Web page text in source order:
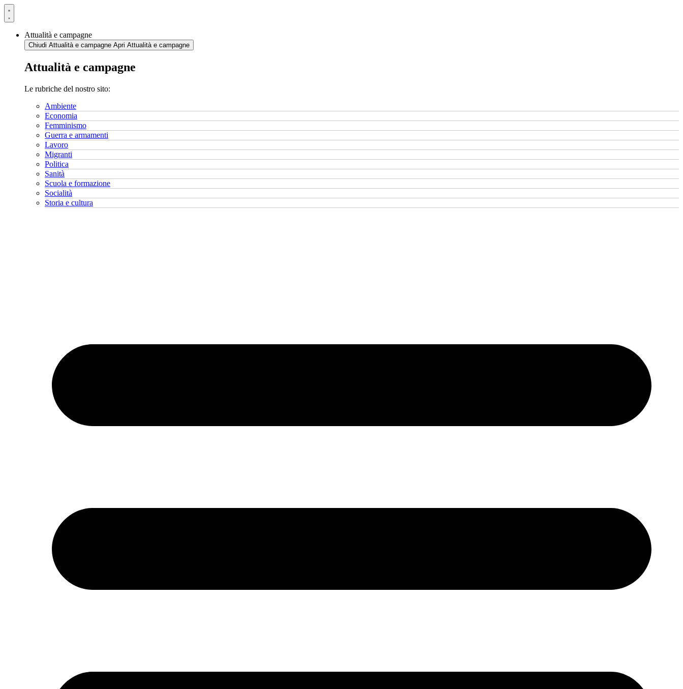
Vai
al
Attualità e campagne
Chiudi Attualità e campagne Apri Attualità e campagne
Attualità e campagne
Le rubriche del nostro sito:
Ambiente
Economia
Femminismo
Guerra e armamenti
Lavoro
Migranti
Politica
Sanità
Scuola e formazione
Socialità
Storia e cultura